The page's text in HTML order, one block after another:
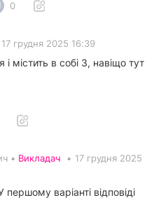
0
17 грудня 2025 16:39
містить в собі 3, навіщо тут
• Викладач • 17 грудня 2025
першому варіанті відповіді